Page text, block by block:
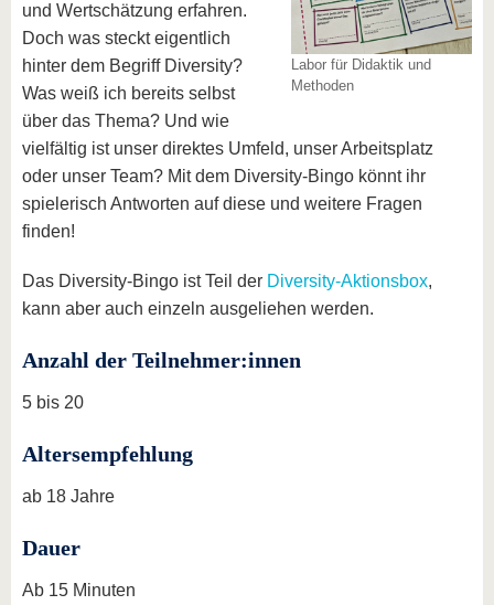
Labor für Didaktik und
Methoden
und Wertschätzung erfahren.
Doch was steckt eigentlich
hinter dem Begriff Diversity?
Was weiß ich bereits selbst
über das Thema? Und wie
vielfältig ist unser direktes Umfeld, unser Arbeitsplatz
oder unser Team? Mit dem Diversity-Bingo könnt ihr
spielerisch Antworten auf diese und weitere Fragen
finden!
Das Diversity-Bingo ist Teil der Diversity-Aktionsbox,
kann aber auch einzeln ausgeliehen werden.
Anzahl der Teilnehmer:innen
5 bis 20
Altersempfehlung
ab 18 Jahre
Dauer
Ab 15 Minuten